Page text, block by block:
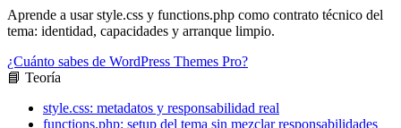
Aprende a usar style.css y functions.php como contrato técnico del
tema: identidad, capacidades y arranque limpio.
¿Cuánto sabes de WordPress Themes Pro?
📘 Teoría
style.css: metadatos y responsabilidad real
functions.php: setup del tema sin mezclar responsabilidades